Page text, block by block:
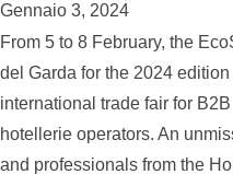
Gennaio 3, 2024
From 5 to 8 February, the
del Garda for the 2024
international trade fair for
hotellerie operators. An
and professionals from the